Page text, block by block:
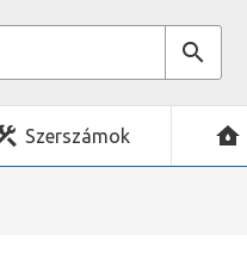
Szerszámok